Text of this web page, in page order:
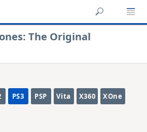
The Original
PS3 PSP Vita X360 XOne